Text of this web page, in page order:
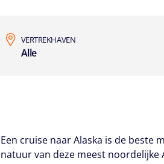
VERTREKHAVEN
Alle
Een cruise naar Alaska is de beste
natuur van deze meest noordelijke